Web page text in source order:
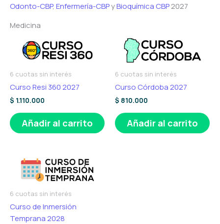
Odonto-CBP, Enfermería-CBPyBioquímica CBP2027
Medicina
6 cuotas sin interés
Curso Resi 360 2027
$ 1.110.000
Añadir al carrito
6 cuotas sin interés
Curso Córdoba 2027
$ 810.000
Añadir al carrito
6 cuotas sin interés
Curso de Inmersión
Temprana 2028